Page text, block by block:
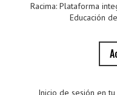
Racima: Plataforma
Educación
Inicio de sesión en